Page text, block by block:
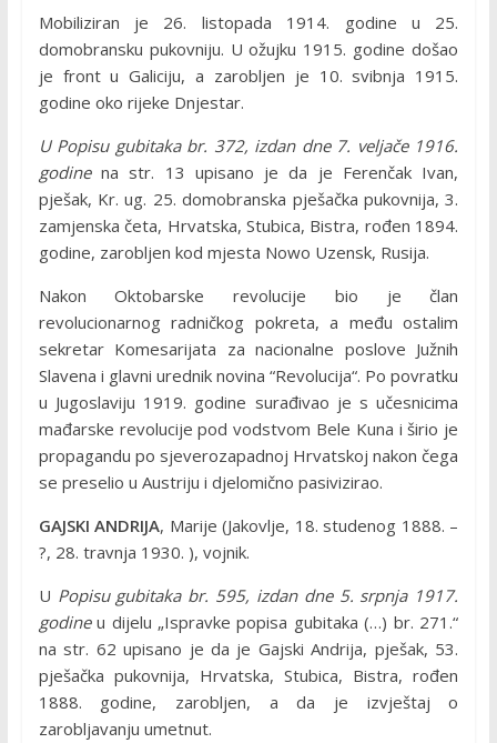
Mobiliziran je 26. listopada 1914. godine u 25.
domobransku pukovniju. U ožujku 1915. godine došao
je front u Galiciju, a zarobljen je 10. svibnja 1915.
godine oko rijeke Dnjestar.
U Popisu gubitaka br. 372, izdan dne 7. veljače 1916.
godinena str. 13 upisano je da je Ferenčak Ivan,
pješak, Kr. ug. 25. domobranska pješačka pukovnija, 3.
zamjenska četa, Hrvatska, Stubica, Bistra, rođen 1894.
godine, zarobljen kod mjesta Nowo Uzensk, Rusija.
Nakon Oktobarske revolucije bio je član
revolucionarnog radničkog pokreta, a među ostalim
sekretar Komesarijata za nacionalne poslove Južnih
Slavena i glavni urednik novina “Revolucija“. Po povratku
u Jugoslaviju 1919. godine surađivao je s učesnicima
mađarske revolucije pod vodstvom Bele Kuna i širio je
propagandu po sjeverozapadnoj Hrvatskoj nakon čega
se preselio u Austriju i djelomično pasivizirao.
GAJSKI ANDRIJA, Marije (Jakovlje, 18. studenog 1888. –
?, 28. travnja 1930. ), vojnik.
U Popisu gubitaka br. 595, izdan dne 5. srpnja 1917.
godineu dijelu „Ispravke popisa gubitaka (…) br. 271.“
na str. 62 upisano je da je Gajski Andrija, pješak, 53.
pješačka pukovnija, Hrvatska, Stubica, Bistra, rođen
1888. godine, zarobljen, a da je izvještaj o
zarobljavanju umetnut.